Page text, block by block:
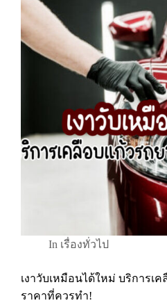
In เรื่องทั่วไป
เงาวับเหมือนได้ใหม่ บริการเ
ราคาที่ควรทำ!